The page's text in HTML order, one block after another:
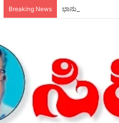
Breaking News ಭಾನುವಾರ